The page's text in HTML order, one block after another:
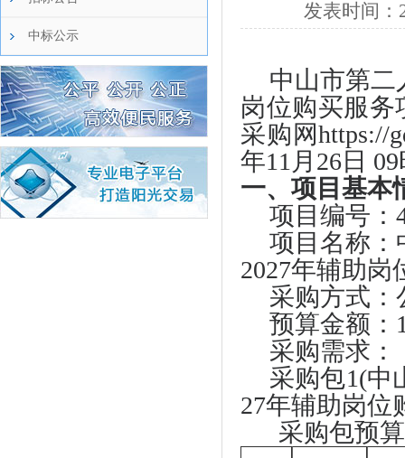
中标公示
发表时间：
中山市第二
岗位购买服
采购网https://
年11月26日
一、项目基本
项目编号：
项目名称：
2027年辅助岗
采购方式：
预算金额：
采购需求：
采购包1(中
27年辅助岗位
采购包预